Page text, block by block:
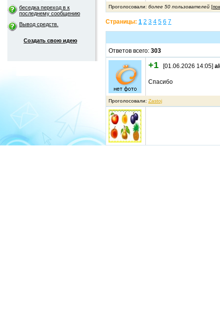
беседка переход в к
последнему сообщению
Вывод средств.
Создать свою идею
Проголосовали: более 50 пользователей [
Страницы: 1 2 3 4 5 6 7
Ответов всего: 303
+1 [01.06.2026 14:05]
Спасибо
Проголосовали: Zastoj